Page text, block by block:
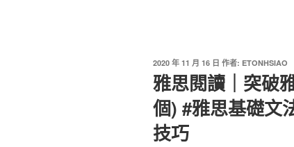
發
佈
於
2020 年 11 月 16 日 作者: ETONHSIAO
雅思閱讀｜突破
個) #雅思基礎文
技巧